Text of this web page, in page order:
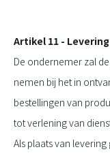
Artikel 11 -
De ondernemer zal
nemen bij het in
bestellingen van
tot verlening van
Als plaats van